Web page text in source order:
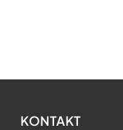
KONTAKT